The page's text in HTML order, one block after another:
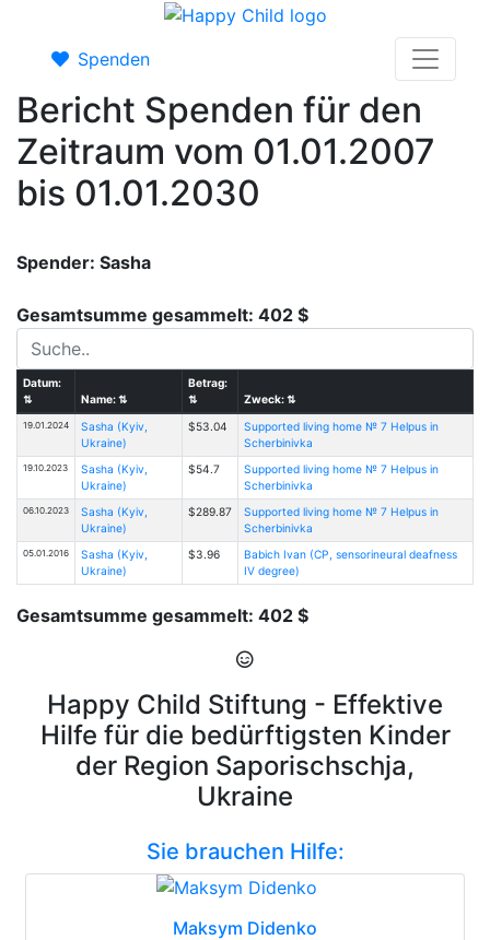
Spenden
Bericht Spenden für den
Zeitraum vom 01.01.2007
bis 01.01.2030
Spender: Sasha
Gesamtsumme gesammelt: 402 $
Datum:
⇅
Name:⇅
Betrag:
⇅
Zweck:⇅
19.01.2024
Sasha (Kyiv,
Ukraine)
$53.04
Supported living home № 7 Helpus in
Scherbinivka
19.10.2023
Sasha (Kyiv,
Ukraine)
$54.7
Supported living home № 7 Helpus in
Scherbinivka
06.10.2023
Sasha (Kyiv,
Ukraine)
$289.87
Supported living home № 7 Helpus in
Scherbinivka
05.01.2016
Sasha (Kyiv,
Ukraine)
$3.96
Babich Ivan (CP, sensorineural deafness
IV degree)
Gesamtsumme gesammelt: 402 $
Happy Child Stiftung - Effektive
Hilfe für die bedürftigsten Kinder
der Region Saporischschja,
Ukraine
Sie brauchen Hilfe:
Maksym Didenko